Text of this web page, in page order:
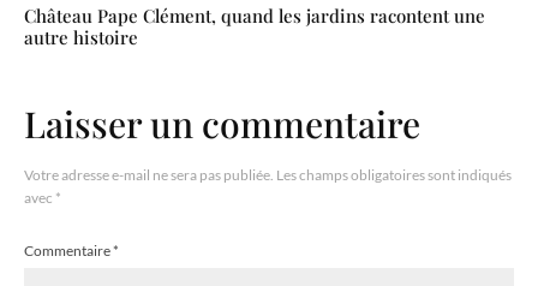
Château Pape Clément, quand les jardins racontent une
autre histoire
Laisser un commentaire
Votre adresse e-mail ne sera pas publiée. Les champs obligatoires sont indiqués
avec *
Commentaire*